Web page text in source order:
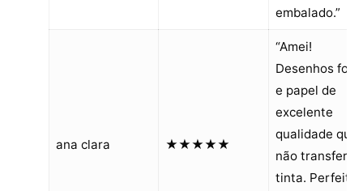
embalado.”
ana clara ★★★★★
“Amei!
Desenhos
e papel de
excelente
qualidade que
não transfere
tinta. Perfeito